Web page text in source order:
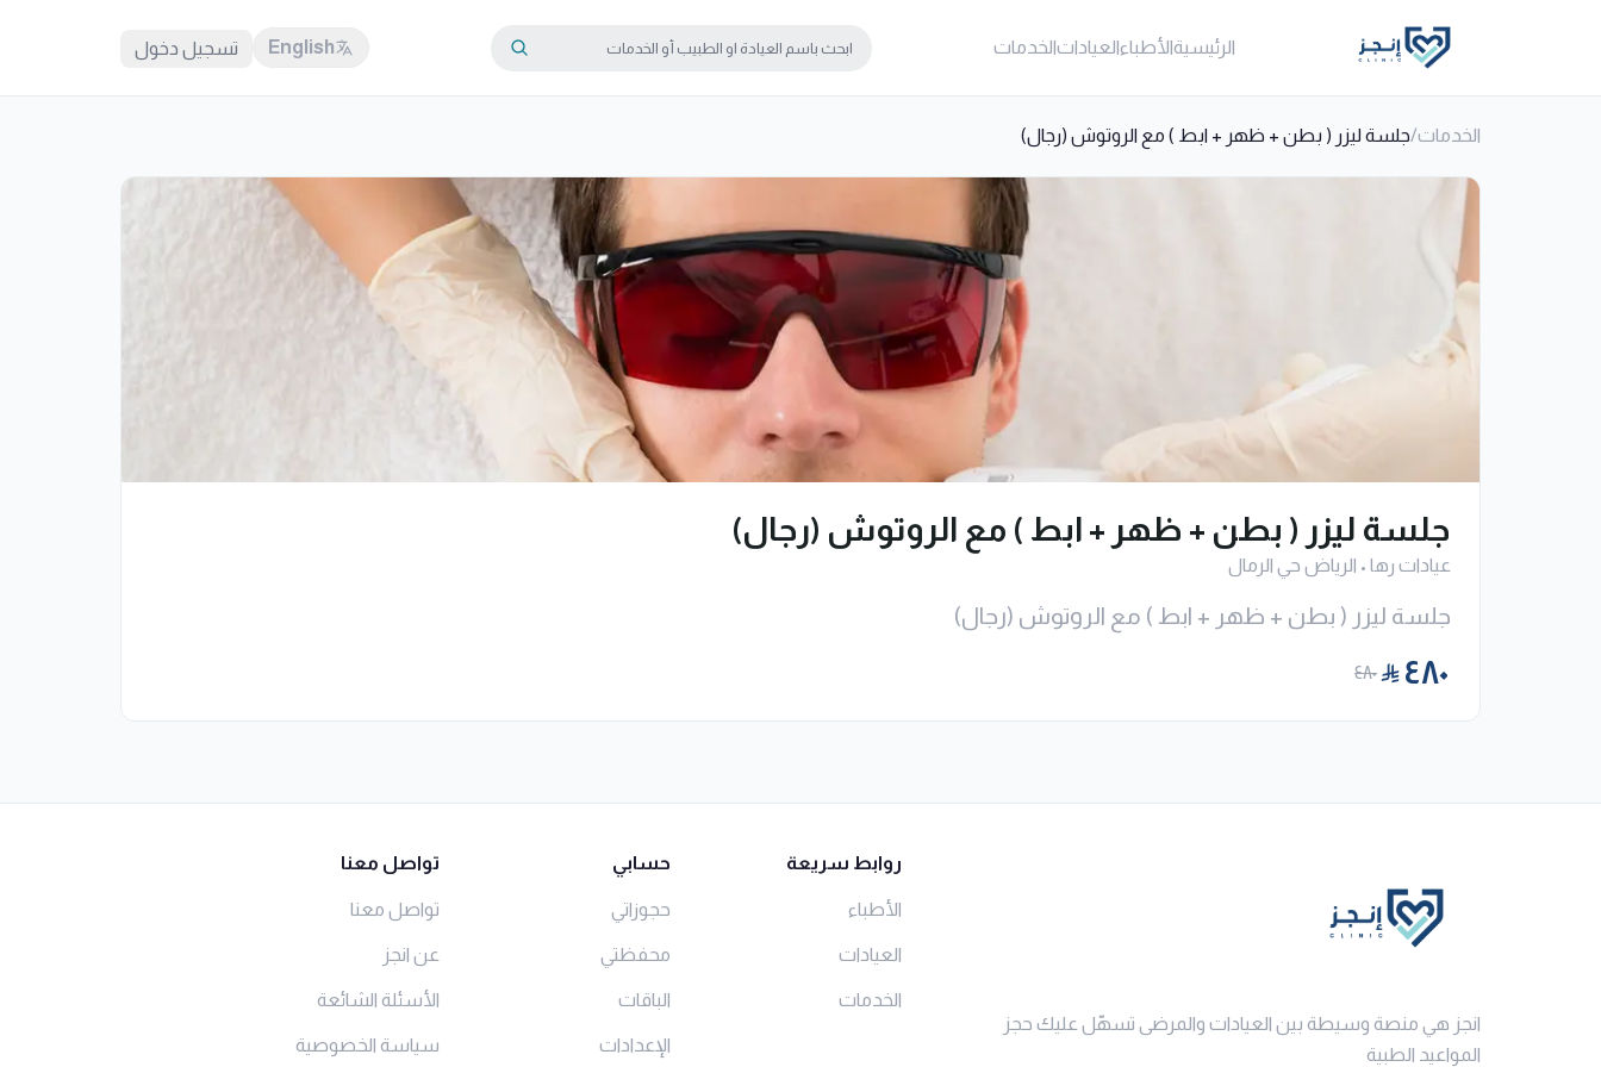
الرئيسيةالأطباءالعياداتالخدمات English تسجيل دخول
الخدمات/جلسة ليزر ( بطن + ظهر + ابط ) مع الروتوش (رجال)
جلسة ليزر ( بطن + ظهر + ابط ) مع الروتوش (رجال)
عيادات رها• الرياض حي الرمال
جلسة ليزر ( بطن + ظهر + ابط ) مع الروتوش (رجال)
٤٨٠ ٤٨٠
انجز هي منصة وسيطة بين العيادات والمرضى تسهّل عليك حجز
المواعيد الطبية
روابط سريعة
الأطباء
العيادات
الخدمات
حسابي
حجوزاتي
محفظتي
الباقات
الإعدادات
تواصل معنا
تواصل معنا
عن انجز
الأسئلة الشائعة
سياسة الخصوصية